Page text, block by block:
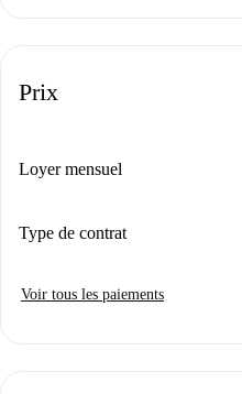
Prix
Loyer mensuel
Type de contrat
Voir tous les paiements